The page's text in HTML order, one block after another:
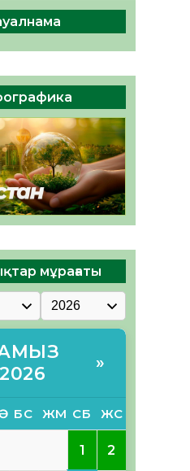
облыс
болып
43 0
мұрағаты
2026
»
БС ЖМ СБ ЖС
1 2